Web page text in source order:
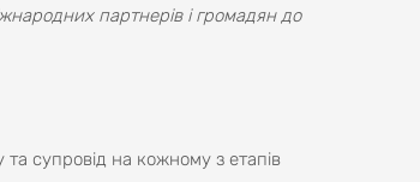
партнерів і громадян до
супровід на кожному з етапів